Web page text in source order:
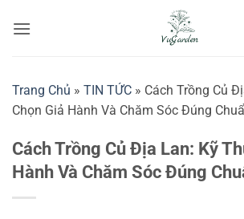
qua
Trang Chủ » TIN TỨC » Cách Trồng Củ
Chọn Giả Hành Và Chăm Sóc Đúng
Cách Trồng Củ Địa Lan: Kỹ
Hành Và Chăm Sóc Đúng